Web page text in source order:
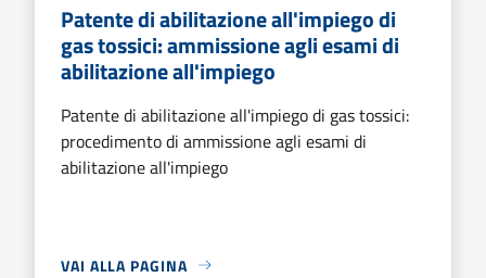
Patente di abilitazione all'impiego di
gas tossici: ammissione agli esami di
abilitazione all'impiego
Patente di abilitazione all'impiego di gas tossici:
procedimento di ammissione agli esami di
abilitazione all'impiego
VAI ALLA PAGINA